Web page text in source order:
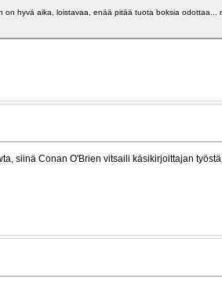
on hyvä aika, loistavaa, enää pitää tuota boksia odottaa...
siinä Conan O'Brien vitsaili käsikirjoittajan työstä